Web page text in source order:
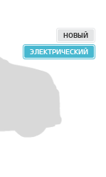
НОВЫЙ
ЭЛЕКТРИЧЕСКИЙ